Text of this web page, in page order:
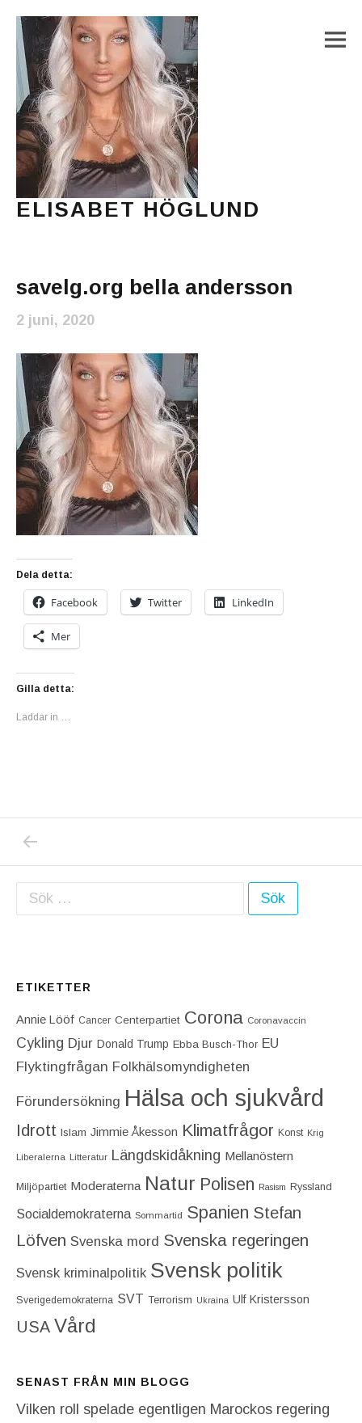
ELISABET HÖGLUND
savelg.org bella andersson
2 juni, 2020
Dela detta:
Facebook Twitter LinkedIn
Mer
Gilla detta:
Laddar in …
Inläggsnavigering
Sök efter:
ETIKETTER
Annie Lööf Cancer Centerpartiet‎ Corona Coronavaccin
Cykling Djur Donald Trump Ebba Busch-Thor EU
Flyktingfrågan Folkhälsomyndigheten
Förundersökning Hälsa och sjukvård
Idrott Islam Jimmie Åkesson Klimatfrågor Konst Krig
Liberalerna Litteratur Längdskidåkning Mellanöstern
Miljöpartiet Moderaterna Natur Polisen Rasism Ryssland
Socialdemokraterna Sommartid Spanien Stefan
Löfven Svenska mord Svenska regeringen
Svensk kriminalpolitik Svensk politik
Sverigedemokraterna SVT Terrorism Ukraina Ulf Kristersson
USA Vård
SENAST FRÅN MIN BLOGG
Vilken roll spelade egentligen Marockos regering